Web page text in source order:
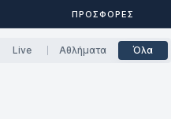
ΕΦΑΡΜΟΓΕΣ ...
ΠΡΟΣΦΟΡΕΣ
Live Aθλήματα Όλα